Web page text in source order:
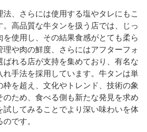
法、さらには使用する塩やタレにもこ
。高品質な牛タンを扱う店では、じっ
を使用し、その結果食感がとても柔ら
理や肉の鮮度、さらにはアフターフォ
ばれる店が支持を集めており、有名な
れ手法を採用しています。牛タンは単
枠を超え、文化やトレンド、技術の象
のため、食べる側も新たな発見を求め
試してみることでより深い味わいを体
です。